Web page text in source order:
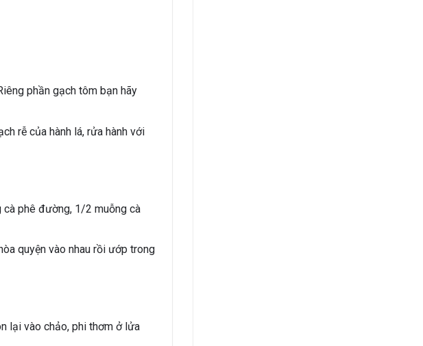
phần gạch tôm bạn hãy
rễ của hành lá, rửa hành với
cà phê đường, 1/2 muỗng cà
quyện vào nhau rồi ướp trong
lại vào chảo, phi thơm ở lửa